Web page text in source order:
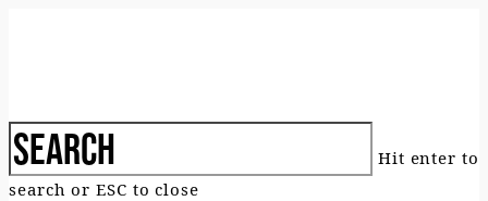
Hit enter to
search or ESC to close